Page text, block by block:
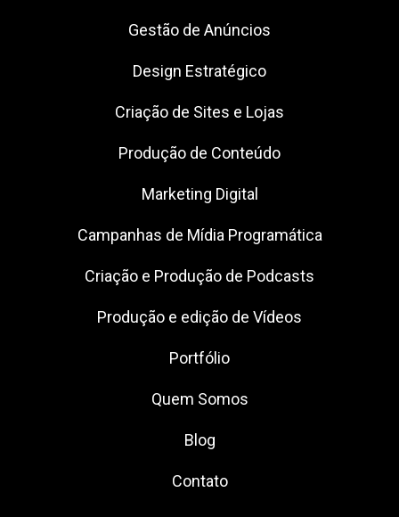
Gestão de Anúncios
Design Estratégico
Criação de Sites e Lojas
Produção de Conteúdo
Marketing Digital
Campanhas de Mídia Programática
Criação e Produção de Podcasts
Produção e edição de Vídeos
Portfólio
Quem Somos
Blog
Contato